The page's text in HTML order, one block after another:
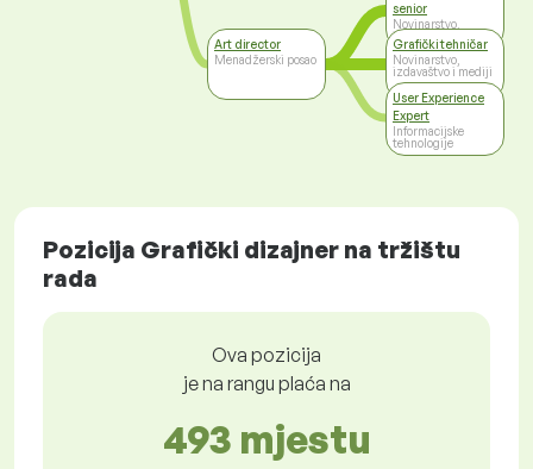
Art director
Menadžerski posao
senior
Novinarstvo,
izdavaštvo i mediji
Grafički tehničar
Novinarstvo,
izdavaštvo i mediji
User Experience
Expert
Informacijske
tehnologije
Pozicija Grafički dizajner na tržištu
rada
Ova pozicija
je na rangu plaća na
493 mjestu